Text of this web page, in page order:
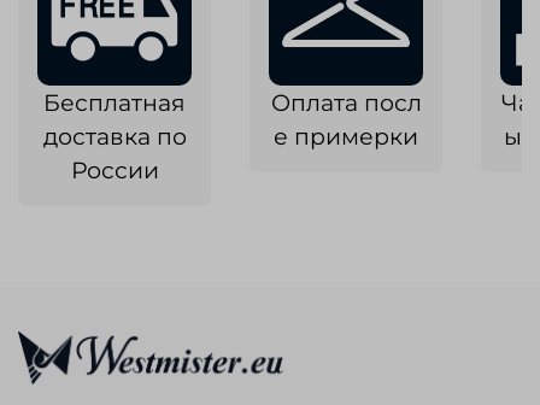
Бесплатная
доставка по
России
Оплата посл
е примерки